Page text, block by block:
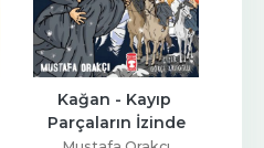
Kağan - Kayıp
Parçaların İzinde